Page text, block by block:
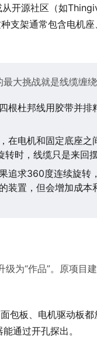
开源社区（如
支架通常包含电机
最大挑战就是线缆缠
根杜邦线用胶带并
在电机和固定底座
转时，线缆只是来回
果追求360度连续旋转
装置，但会增加成
级为“作品”。原项
包板、电机驱动板
通过开孔探出。